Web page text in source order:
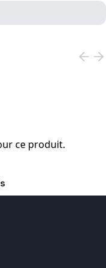
ce produit.